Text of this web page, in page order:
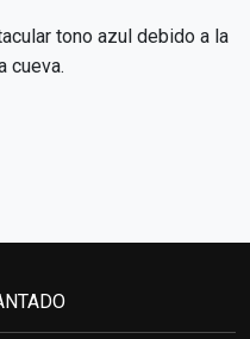
tono azul debido a la
cueva.